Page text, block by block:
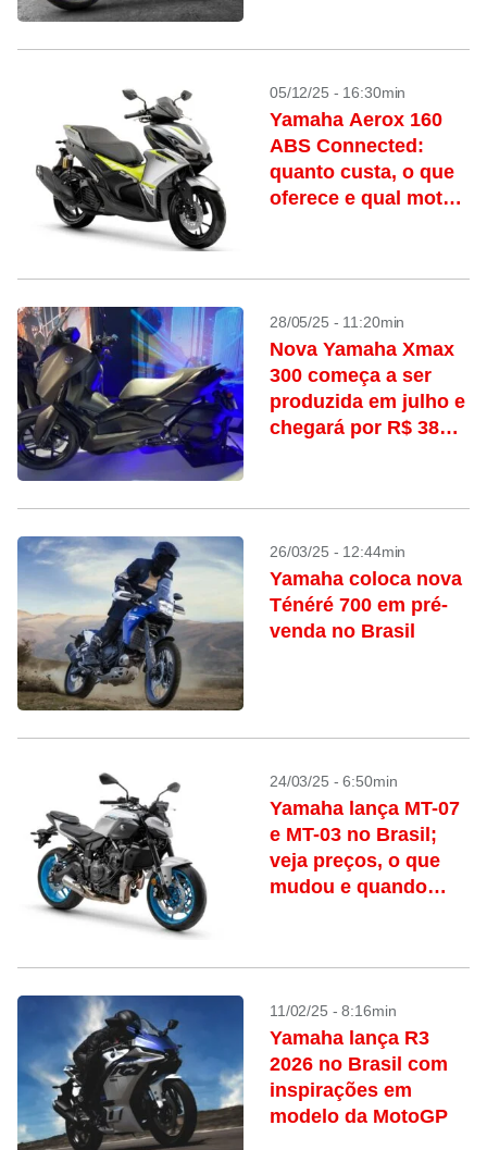
05/12/25 - 16:30min
Yamaha Aerox 160
ABS Connected:
quanto custa, o que
oferece e qual motor
28/05/25 - 11:20min
Nova Yamaha Xmax
300 começa a ser
produzida em julho e
chegará por R$ 38
26/03/25 - 12:44min
Yamaha coloca nova
Ténéré 700 em pré-
venda no Brasil
24/03/25 - 6:50min
Yamaha lança MT-07
e MT-03 no Brasil;
veja preços, o que
mudou e quando
11/02/25 - 8:16min
Yamaha lança R3
2026 no Brasil com
inspirações em
modelo da MotoGP